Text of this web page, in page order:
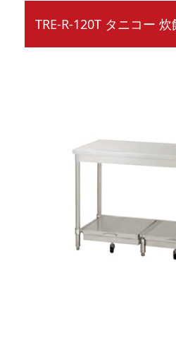
TRE-R-120T タニコー 炊